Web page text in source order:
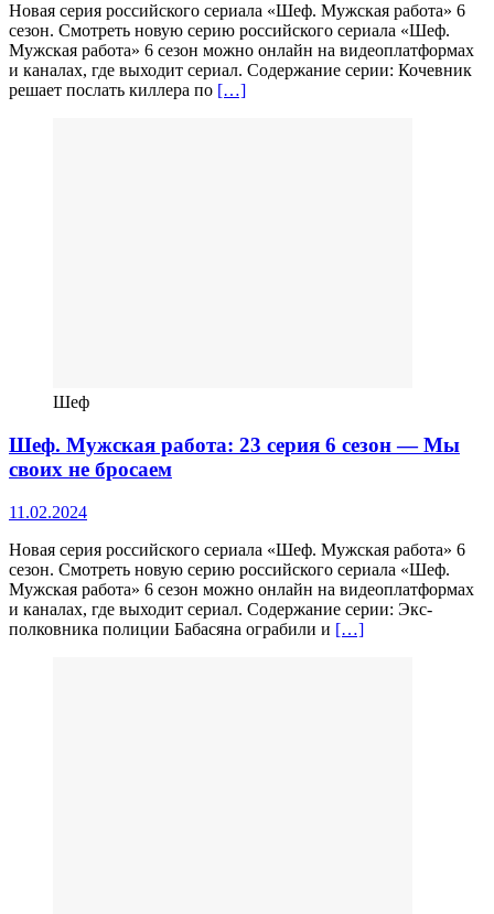
Новая серия российского сериала «Шеф. Мужская работа» 6
сезон. Смотреть новую серию российского сериала «Шеф.
Мужская работа» 6 сезон можно онлайн на видеоплатформах
и каналах, где выходит сериал. Содержание серии: Кочевник
решает послать киллера по […]
Шеф
Шеф. Мужская работа: 23 серия 6 сезон — Мы
своих не бросаем
11.02.2024
Новая серия российского сериала «Шеф. Мужская работа» 6
сезон. Смотреть новую серию российского сериала «Шеф.
Мужская работа» 6 сезон можно онлайн на видеоплатформах
и каналах, где выходит сериал. Содержание серии: Экс-
полковника полиции Бабасяна ограбили и […]